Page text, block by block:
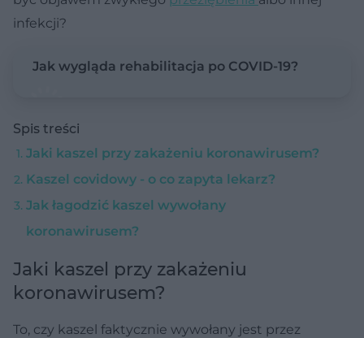
infekcji?
Jak wygląda rehabilitacja po COVID-19?
Spis treści
Jaki kaszel przy zakażeniu koronawirusem?
Kaszel covidowy - o co zapyta lekarz?
Jak łagodzić kaszel wywołany
koronawirusem?
Jaki kaszel przy zakażeniu
koronawirusem?
To, czy kaszel faktycznie wywołany jest przez